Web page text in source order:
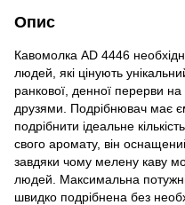
Опис
Кавомолка AD 4446
людей, які цінують
ранкової, денної перерви на
друзями. Подрібнювач має
подрібнити ідеальне
свого аромату, він
завдяки чому мелену каву
людей. Максимальна
швидко подрібнена без